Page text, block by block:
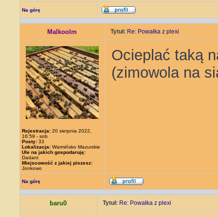
Na górę
Malkoolm Tytuł: Re: Powałka z plexi
Rejestracja: 20 sierpnia 2022,
16:59 - sob
Posty: 33
Lokalizacja: Warmińsko Mazurskie
Ule na jakich gospodaruję:
Dadant
Miejscowość z jakiej piszesz:
Jonkowo
Ocieplać taką
(zimowola na
Na górę
baru0 Tytuł: Re: Powałka z plexi